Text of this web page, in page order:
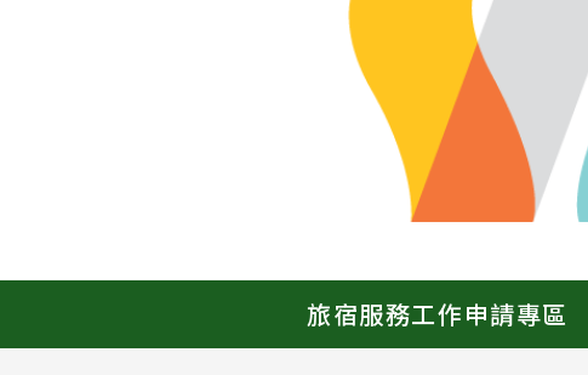
旅宿服務工作申請專區